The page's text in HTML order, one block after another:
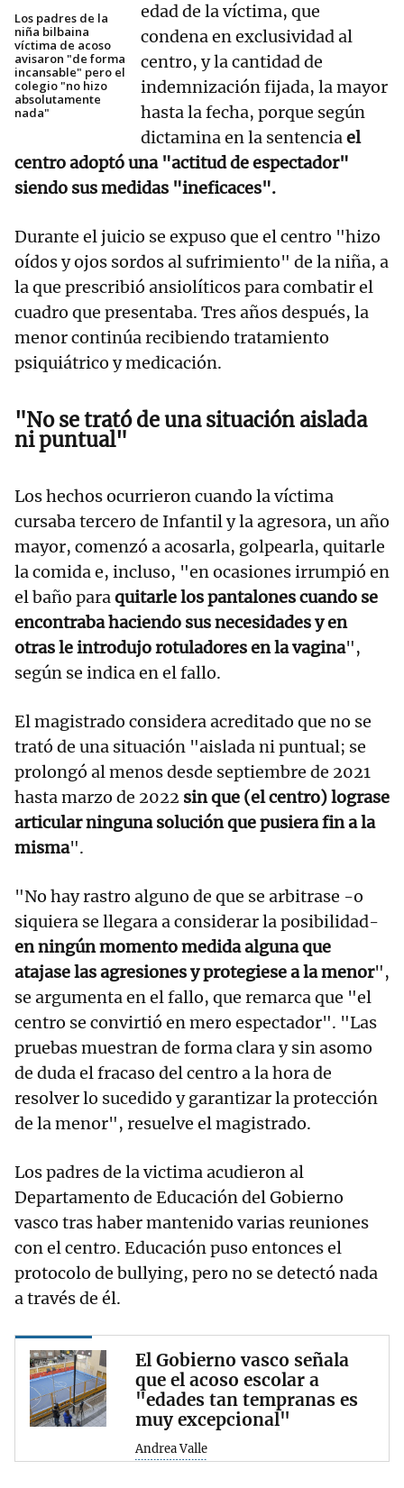
Los padres de la
niña bilbaina
víctima de acoso
avisaron "de forma
incansable" pero el
colegio "no hizo
absolutamente
nada"
edad de la víctima, que
condena en exclusividad al
centro, y la cantidad de
indemnización fijada, la mayor
hasta la fecha, porque según
dictamina en la sentenciael
centro adoptó una "actitud de espectador"
siendo sus medidas "ineficaces".
Durante el juicio se expuso que el centro "hizo
oídos y ojos sordos al sufrimiento" de la niña, a
la que prescribió ansiolíticos para combatir el
cuadro que presentaba. Tres años después, la
menor continúa recibiendo tratamiento
psiquiátrico y medicación.
"No se trató de una situación aislada
ni puntual"
Los hechos ocurrieron cuando la víctima
cursaba tercero de Infantil y la agresora, un año
mayor, comenzó a acosarla, golpearla, quitarle
la comida e, incluso, "en ocasiones irrumpió en
el baño paraquitarle los pantalones cuando se
encontraba haciendo sus necesidades y en
otras le introdujo rotuladores en la vagina",
según se indica en el fallo.
El magistrado considera acreditado que no se
trató de una situación "aislada ni puntual; se
prolongó al menos desde septiembre de 2021
hasta marzo de 2022 sin que (el centro) lograse
articular ninguna solución que pusiera fin a la
misma".
"No hay rastro alguno de que se arbitrase -o
siquiera se llegara a considerar la posibilidad-
en ningún momento medida alguna que
atajase las agresiones y protegiese a la menor",
se argumenta en el fallo, que remarca que "el
centro se convirtió en mero espectador". "Las
pruebas muestran de forma clara y sin asomo
de duda el fracaso del centro a la hora de
resolver lo sucedido y garantizar la protección
de la menor", resuelve el magistrado.
Los padres de la victima acudieron al
Departamento de Educación del Gobierno
vasco tras haber mantenido varias reuniones
con el centro. Educación puso entonces el
protocolo de bullying, pero no se detectó nada
a través de él.
El Gobierno vasco señala
que el acoso escolar a
"edades tan tempranas es
muy excepcional"
Andrea Valle